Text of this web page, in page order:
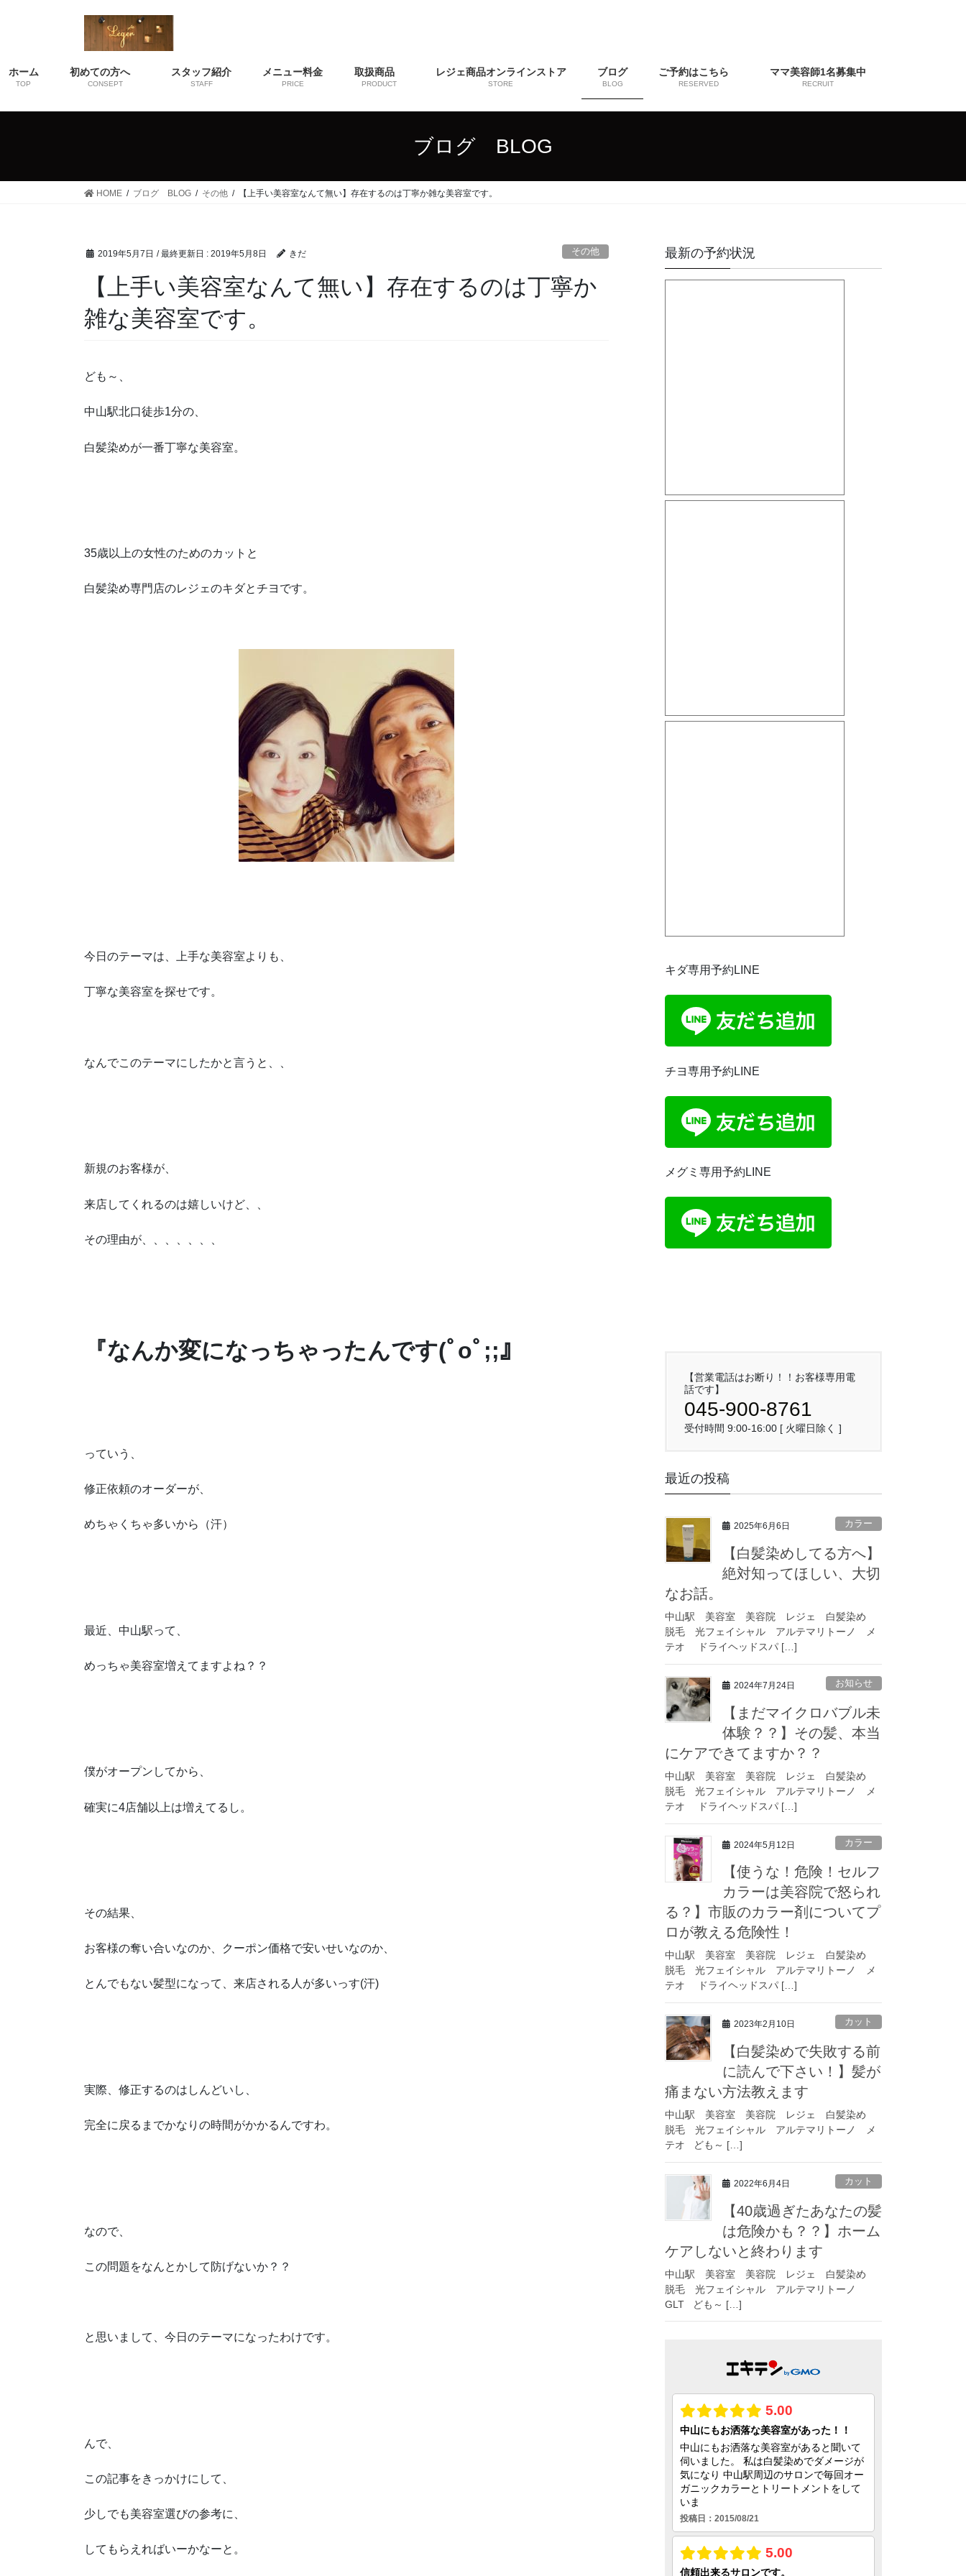
ツ
移
シ
ン
ホーム
TOP
初めての方へ
CONSEPT
スタッフ紹介
STAFF
メニュー料金
PRICE
取扱商品
PRODUCT
レジェ商品オンラインストア
STORE
ブログ
BLOG
ご予約はこちら
RESERVED
ママ美容師1名募集中
RECRUIT
ブログ BLOG
HOME ブログ BLOG その他 【上手い美容室なんて無い】存在するのは丁寧か雑な美容室です。
2019年5月7日 / 最終更新日 : 2019年5月8日 きだ その他
【上手い美容室なんて無い】存在するのは丁寧か
雑な美容室です。
ども～、
中山駅北口徒歩1分の、
白髪染めが一番丁寧な美容室。
35歳以上の女性のためのカットと
白髪染め専門店のレジェのキダとチヨです。
今日のテーマは、上手な美容室よりも、
丁寧な美容室を探せです。
なんでこのテーマにしたかと言うと、、
新規のお客様が、
来店してくれるのは嬉しいけど、、
その理由が、、、、、、、
『なんか変になっちゃったんです(ﾟoﾟ;;』
っていう、
修正依頼のオーダーが、
めちゃくちゃ多いから（汗）
最近、中山駅って、
めっちゃ美容室増えてますよね？？
僕がオープンしてから、
確実に4店舗以上は増えてるし。
その結果、
お客様の奪い合いなのか、クーポン価格で安いせいなのか、
とんでもない髪型になって、来店される人が多いっす(汗)
実際、修正するのはしんどいし、
完全に戻るまでかなりの時間がかかるんですわ。
なので、
この問題をなんとかして防げないか？？
と思いまして、今日のテーマになったわけです。
んで、
この記事をきっかけにして、
少しでも美容室選びの参考に、
してもらえればいーかなーと。
最新の予約状況
キダ専用予約LINE
チヨ専用予約LINE
メグミ専用予約LINE
【営業電話はお断り！！お客様専用電
話です】
045-900-8761
受付時間 9:00-16:00 [ 火曜日除く ]
最近の投稿
2025年6月6日 カラー
【白髪染めしてる方へ】
絶対知ってほしい、大切
なお話。
中山駅 美容室 美容院 レジェ 白髪染め
脱毛 光フェイシャル アルテマリトーノ メ
テオ ドライヘッドスパ […]
2024年7月24日 お知らせ
【まだマイクロバブル未
体験？？】その髪、本当
にケアできてますか？？
中山駅 美容室 美容院 レジェ 白髪染め
脱毛 光フェイシャル アルテマリトーノ メ
テオ ドライヘッドスパ […]
2024年5月12日 カラー
【使うな！危険！セルフ
カラーは美容院で怒られ
る？】市販のカラー剤についてプ
ロが教える危険性！
中山駅 美容室 美容院 レジェ 白髪染め
脱毛 光フェイシャル アルテマリトーノ メ
テオ ドライヘッドスパ […]
2023年2月10日 カット
【白髪染めで失敗する前
に読んで下さい！】髪が
痛まない方法教えます
中山駅 美容室 美容院 レジェ 白髪染め
脱毛 光フェイシャル アルテマリトーノ メ
テオ ども～ […]
2022年6月4日 カット
【40歳過ぎたあなたの髪
は危険かも？？】ホーム
ケアしないと終わります
中山駅 美容室 美容院 レジェ 白髪染め
脱毛 光フェイシャル アルテマリトーノ
GLT ども～ […]